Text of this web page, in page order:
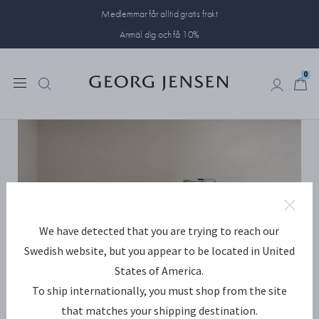
Medlemmar får alltid gratis frakt
Anmäl dig och få 10%
0
We have detected that you are trying to reach our
Swedish website, but you appear to be located in United
States of America.
To ship internationally, you must shop from the site
that matches your shipping destination.